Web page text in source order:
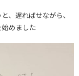
、遅ればせながら、
めました